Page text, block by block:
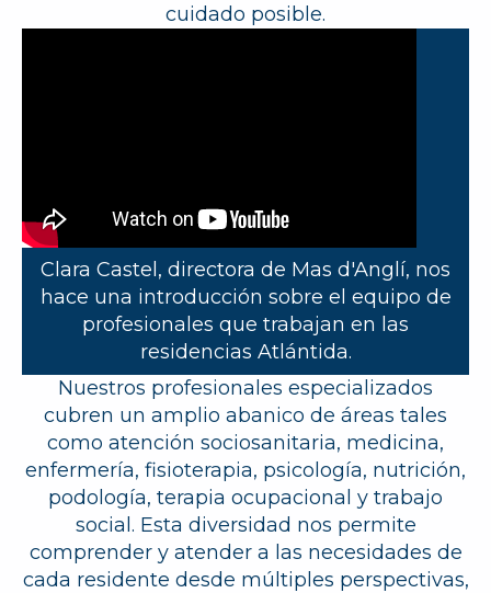
cuidado posible.
Clara Castel, directora de Mas d'Anglí, nos
hace una introducción sobre el equipo de
profesionales que trabajan en las
residencias Atlántida.
Nuestros profesionales especializados
cubren un amplio abanico de áreas tales
como atención sociosanitaria, medicina,
enfermería, fisioterapia, psicología, nutrición,
podología, terapia ocupacional y trabajo
social. Esta diversidad nos permite
comprender y atender a las necesidades de
cada residente desde múltiples perspectivas,